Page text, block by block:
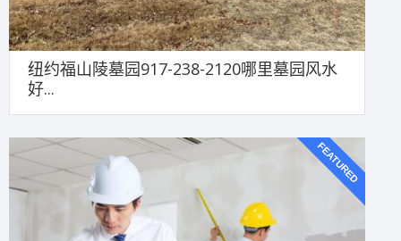
纽约福山陵墓园917-238-2120哪里墓园风水
好...
FEATURED